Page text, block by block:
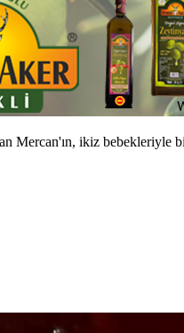
Mercan'ın, ikiz